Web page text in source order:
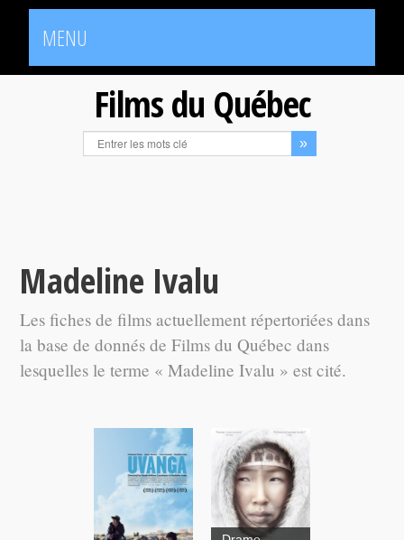
MENU
Films du Québec
Madeline Ivalu
Les fiches de films actuellement répertoriées dans
la base de donnés de Films du Québec dans
lesquelles le terme « Madeline Ivalu » est cité.